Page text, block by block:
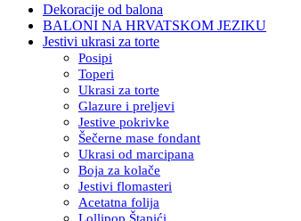
Dekoracije od balona
BALONI NA HRVATSKOM JEZIKU
Jestivi ukrasi za torte
Posipi
Toperi
Ukrasi za torte
Glazure i preljevi
Jestive pokrivke
Šečerne mase fondant
Ukrasi od marcipana
Boja za kolače
Jestivi flomasteri
Acetatna folija
Lollipop Štapići